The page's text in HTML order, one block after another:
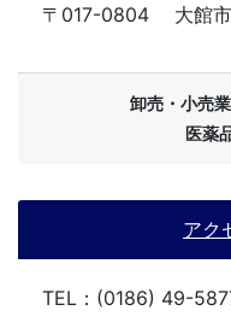
〒017-0804
大館
卸売・小売業
医薬
アク
TEL：(0186) 49-